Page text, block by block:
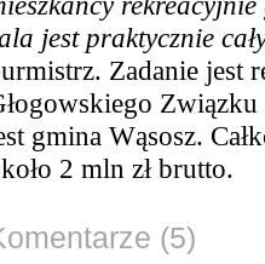
jest praktycznie
Zadanie jest
gmina Wąsosz.
2 mln zł brutto.
(5)